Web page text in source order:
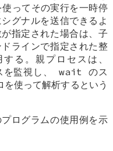
ってその実行を一時停
グナルを送信できるよ
指定された場合は、子
ラインで指定された整
る。親プロセスは、
を監視し、 wait のス
使って解析するという
ログラムの使用例を示